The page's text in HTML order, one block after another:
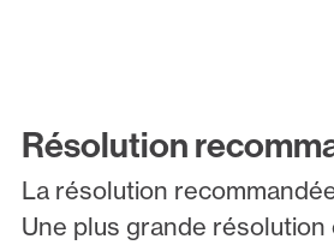
Résolution
La résolution
Une plus grande